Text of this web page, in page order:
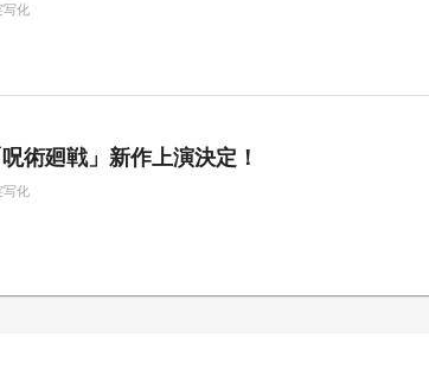
写化
術廻戦」新作上演決定！
写化